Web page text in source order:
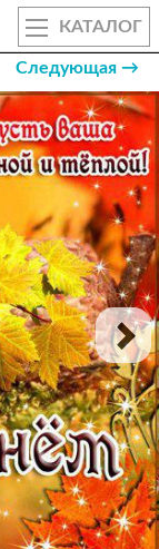
КАТАЛОГ
Следующая →